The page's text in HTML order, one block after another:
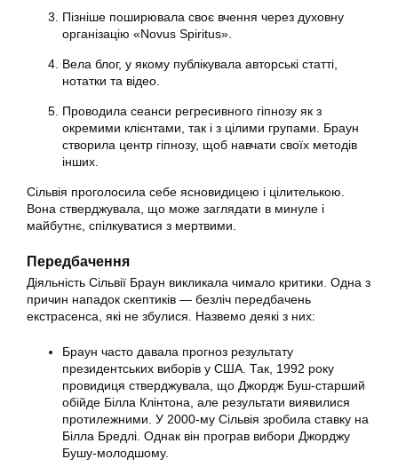
Пізніше поширювала своє вчення через духовну
організацію «Novus Spiritus».
Вела блог, у якому публікувала авторські статті,
нотатки та відео.
Проводила сеанси регресивного гіпнозу як з
окремими клієнтами, так і з цілими групами. Браун
створила центр гіпнозу, щоб навчати своїх методів
інших.
Сільвія проголосила себе ясновидицею і цілителькою.
Вона стверджувала, що може заглядати в минуле і
майбутнє, спілкуватися з мертвими.
Передбачення
Діяльність Сільвії Браун викликала чимало критики. Одна з
причин нападок скептиків — безліч передбачень
екстрасенса, які не збулися. Назвемо деякі з них:
Браун часто давала прогноз результату
президентських виборів у США. Так, 1992 року
провидиця стверджувала, що Джордж Буш-старший
обійде Білла Клінтона, але результати виявилися
протилежними. У 2000-му Сільвія зробила ставку на
Білла Бредлі. Однак він програв вибори Джорджу
Бушу-молодшому.